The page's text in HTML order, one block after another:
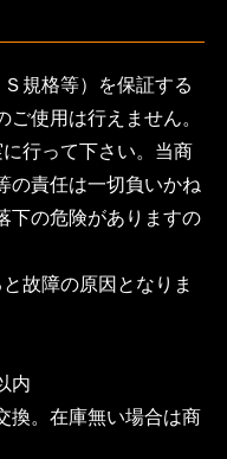
規格等）を保証する
使用は行えません。
行って下さい。当商
の責任は一切負いかね
下の危険がありますの
故障の原因となりま
内
換。在庫無い場合は商